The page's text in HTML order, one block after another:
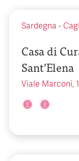
Sardegna -
Casa di
Sant’Elena
Viale Marconi,